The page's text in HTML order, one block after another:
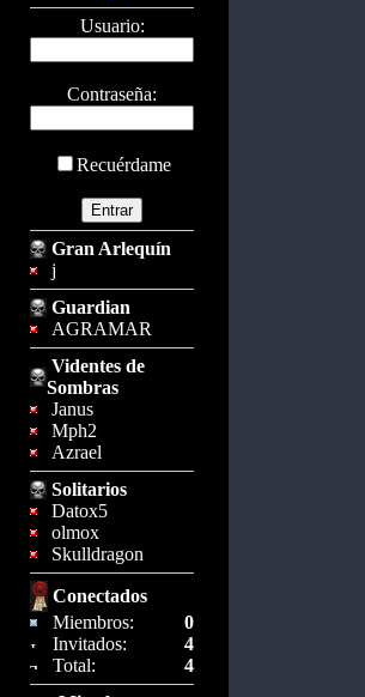
Usuario:
Contraseña:
Recuérdame
Gran Arlequín
j
Guardian
AGRAMAR
Videntes de
Sombras
Janus
Mph2
Azrael
Solitarios
Datox5
olmox
Skulldragon
Conectados
Miembros:
0
Invitados:
4
Total:
4